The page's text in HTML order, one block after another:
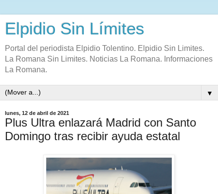
Elpidio Sin Límites
Portal del periodista Elpidio Tolentino. Elpidio Sin Limites.
La Romana Sin Limites. Noticias La Romana. Informaciones
La Romana.
▼
lunes, 12 de abril de 2021
Plus Ultra enlazará Madrid con Santo
Domingo tras recibir ayuda estatal